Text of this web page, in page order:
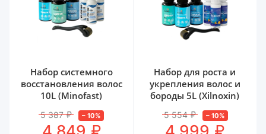
Набор системного
восстановления волос
10L (Minofast)
5 387 ₽ – 10%
₽
Набор для роста и
укрепления волос и
бороды 5L (Xilnoxin)
5 554 ₽ – 10%
₽